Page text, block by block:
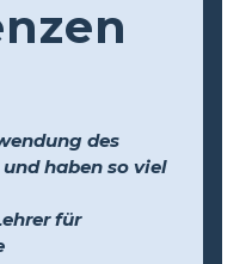
des
haben so viel
für